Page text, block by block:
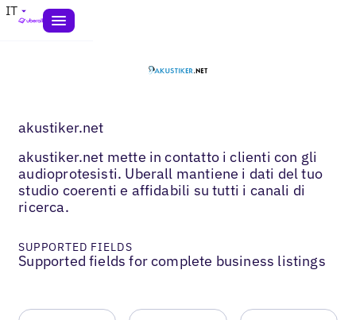
IT
akustiker.net
akustiker.net mette in contatto i clienti con gli
audioprotesisti. Uberall mantiene i dati del tuo
studio coerenti e affidabili su tutti i canali di
ricerca.
SUPPORTED FIELDS
Supported fields for complete business listings